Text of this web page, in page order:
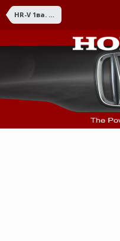
HR-V 1ва. (1998 - 2006)